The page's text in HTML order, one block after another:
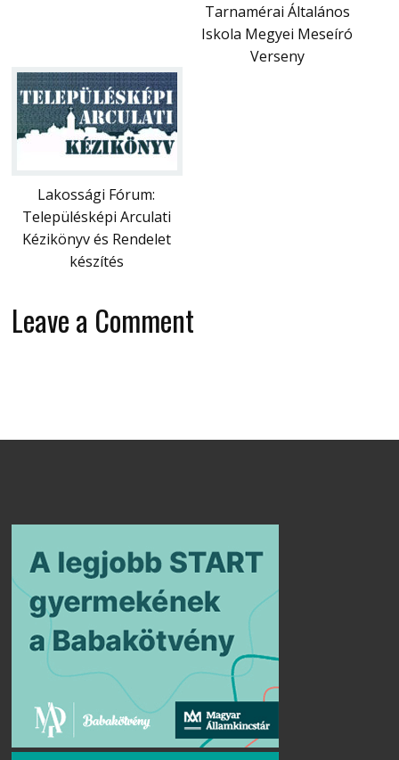
Tarnamérai Általános
Iskola Megyei Meseíró
Verseny
Lakossági Fórum:
Településképi Arculati
Kézikönyv és Rendelet
készítés
Leave a Comment